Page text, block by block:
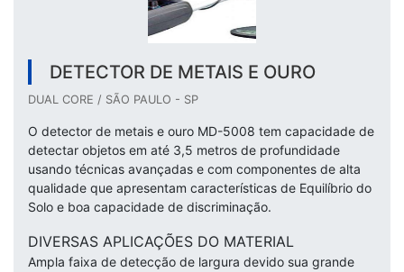
DETECTOR DE METAIS E OURO
DUAL CORE / SÃO PAULO - SP
O detector de metais e ouro MD-5008 tem capacidade de
detectar objetos em até 3,5 metros de profundidade
usando técnicas avançadas e com componentes de alta
qualidade que apresentam características de Equilíbrio do
Solo e boa capacidade de discriminação.
DIVERSAS APLICAÇÕES DO MATERIAL
Ampla faixa de detecção de largura devido sua grande